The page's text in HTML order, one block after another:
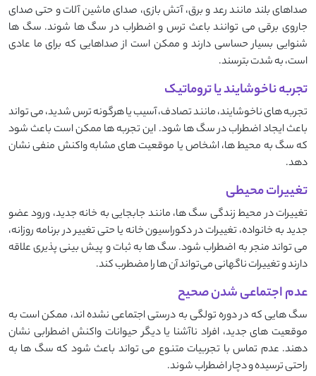
صداهای بلند مانند رعد و برق، آتش ‌بازی، صدای ماشین ‌آلات و حتی صدای
جاروی برقی می ‌توانند باعث ترس و اضطراب در سگ ‌ها شوند. سگ ‌ها
شنوایی بسیار حساسی دارند و ممکن است از صداهایی که برای ما عادی
است، به شدت بترسند.
تجربه ناخوشایند یا تروماتیک
تجربه ‌های ناخوشایند، مانند تصادف، آسیب یا هرگونه ترس شدید، می ‌تواند
باعث ایجاد اضطراب در سگ ‌ها شود. این تجربه ‌ها ممکن است باعث شود
که سگ به محیط ‌ها، اشخاص یا موقعیت‌ های مشابه واکنش منفی نشان
دهد.
تغییرات محیطی
تغییرات در محیط زندگی سگ ‌ها، مانند جابجایی به خانه جدید، ورود عضو
جدید به خانواده، تغییرات در دکوراسیون خانه یا حتی تغییر در برنامه روزانه،
می ‌تواند منجر به اضطراب شود. سگ‌ ها به ثبات و پیش ‌بینی ‌پذیری علاقه
دارند و تغییرات ناگهانی می‌تواند آن ‌ها را مضطرب کند.
عدم اجتماعی شدن صحیح
سگ ‌هایی که در دوره تولگی به درستی اجتماعی نشده ‌اند، ممکن است به
موقعیت ‌های جدید، افراد ناآشنا یا دیگر حیوانات واکنش اضطرابی نشان
دهند. عدم تماس با تجربیات متنوع می ‌تواند باعث شود که سگ ‌ها به
راحتی ترسیده و دچار اضطراب شوند.